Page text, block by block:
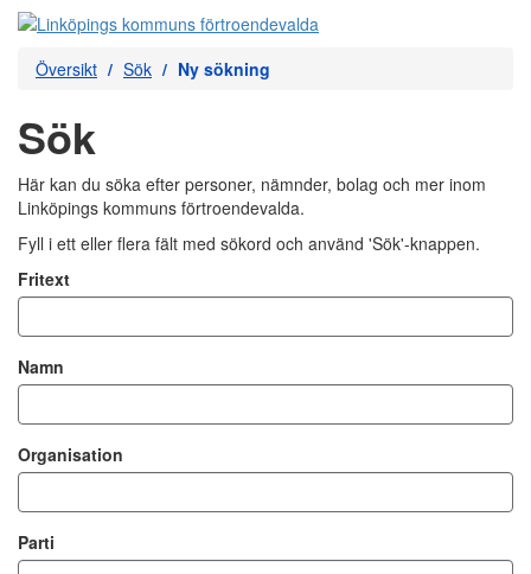
Översikt Sök Ny sökning
Sök
Här kan du söka efter personer, nämnder, bolag och mer inom
Linköpings kommuns förtroendevalda.
Fyll i ett eller flera fält med sökord och använd 'Sök'-knappen.
Fritext
Namn
Organisation
Parti